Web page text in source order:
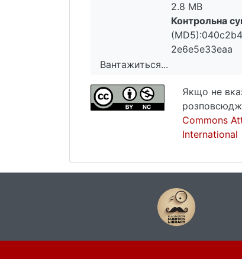
Вантажиться...
Вантажиться...
2.8 MB
Контрольна
2e6e5e33eaa
Якщо не
Commons
International